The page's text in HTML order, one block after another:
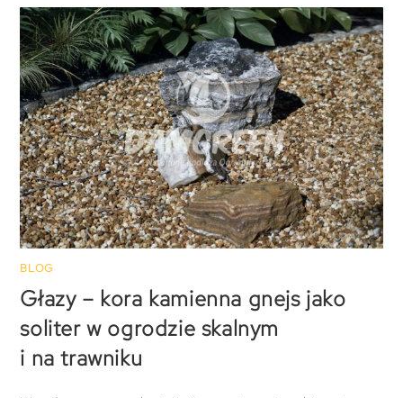
BLOG
Głazy – kora kamienna gnejs jako
soliter w ogrodzie skalnym
i na trawniku